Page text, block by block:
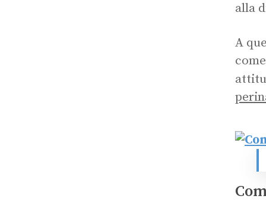
alla
A